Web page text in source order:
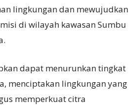
lingkungan dan mewujudkan
di wilayah kawasan Sumbu
dapat menurunkan tingkat
menciptakan lingkungan yang
memperkuat citra